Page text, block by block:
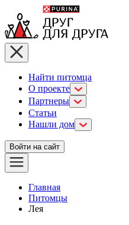
Найти питомца
О проекте
Партнеры
Статьи
Нашли дом
Войти на сайт
Главная
Питомцы
Лея